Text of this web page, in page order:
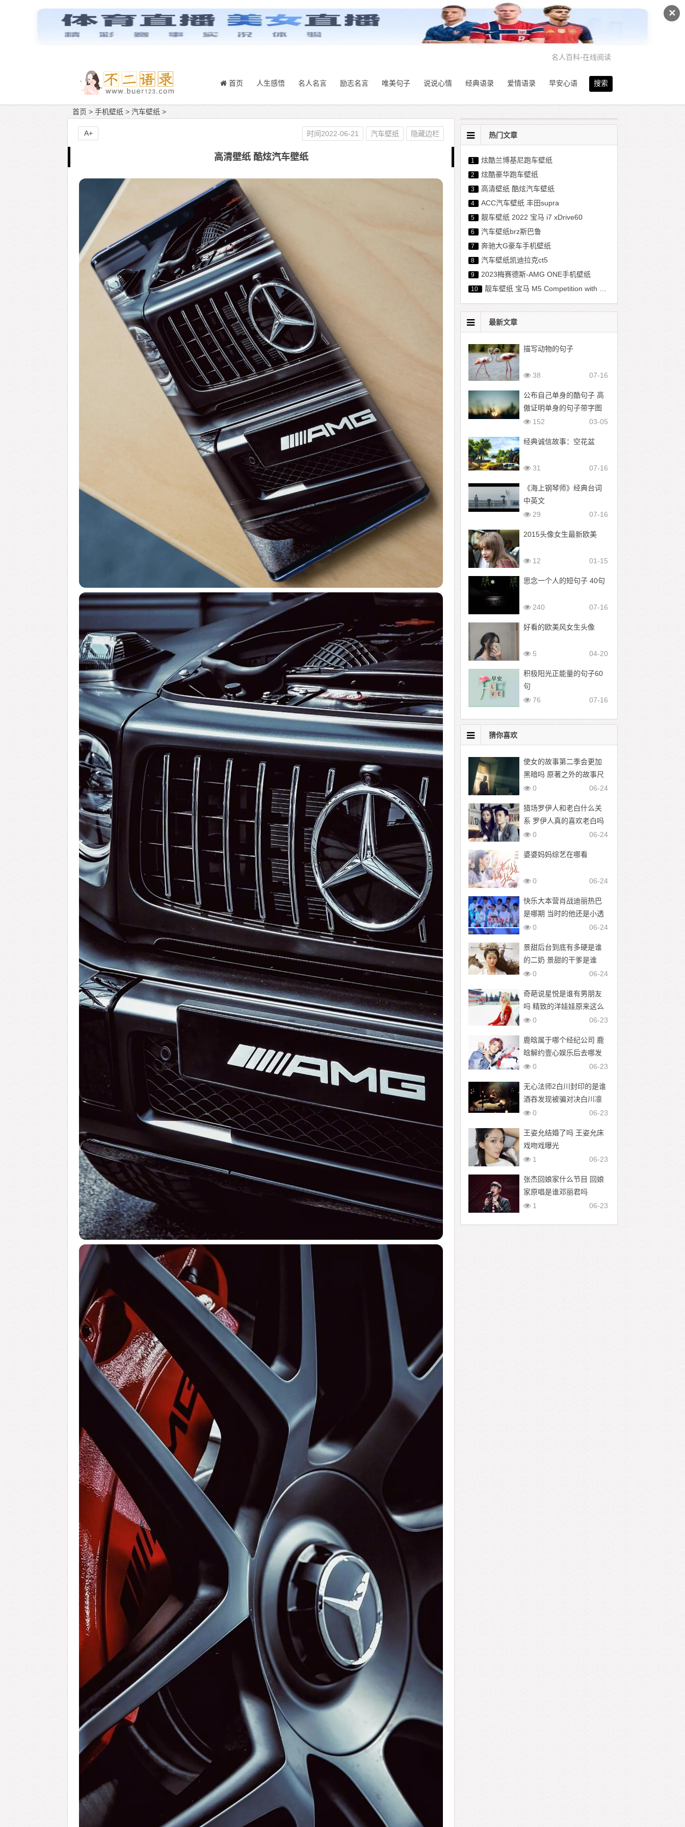
✕
名人百科·在线阅读
搜索
首页 人生感悟 名人名言 励志名言 唯美句子 说说心情 经典语录 爱情语录 早安心语
首页 > 手机壁纸 > 汽车壁纸 >
高清壁纸 酷炫汽车壁纸
时间2022-06-21 汽车壁纸 隐藏边栏
A+ 热门文章
1 炫酷兰博基尼跑车壁纸​​​​
2 炫酷豪华跑车壁纸​​​​
3 高清壁纸 酷炫汽车壁纸
4 ACC汽车壁纸 丰田supra
5 靓车壁纸 2022 宝马 i7 xDrive60
6 汽车壁纸brz斯巴鲁
7 奔驰大G豪车手机壁纸
8 汽车壁纸凯迪拉克ct5
9 2023梅赛德斯-AMG ONE手机壁纸
10 靓车壁纸 宝马 M5 Competition with M Performance Parts
最新文章
描写动物的句子
07-16
38
公布自己单身的酷句子 高
傲证明单身的句子带字图
片
03-05
152
经典诚信故事：空花盆
07-16
31
《海上钢琴师》经典台词
中英文
07-16
29
2015头像女生最新欧美
01-15
12
思念一个人的短句子 40句
07-16
240
好看的欧美风女生头像
04-20
5
积极阳光正能量的句子60
句
07-16
76
猜你喜欢
使女的故事第二季会更加
黑暗吗 原著之外的故事尺
度更大
06-24
0
猎场罗伊人和老白什么关
系 罗伊人真的喜欢老白吗
06-24
0
婆婆妈妈综艺在哪看
06-24
0
快乐大本营肖战迪丽热巴
是哪期 当时的他还是小透
明
06-24
0
景甜后台到底有多硬是谁
的二奶 景甜的干爹是谁
06-24
0
奇葩说星悦是谁有男朋友
吗 精致的洋娃娃原来这么
火
06-23
0
鹿晗属于哪个经纪公司 鹿
晗解约壹心娱乐后去哪发
展
06-23
0
无心法师2白川封印的是谁
酒吞发现被骗对决白川凛
06-23
0
王姿允结婚了吗 王姿允床
戏吻戏曝光
06-23
1
张杰回娘家什么节目 回娘
家原唱是谁邓丽君吗
06-23
1